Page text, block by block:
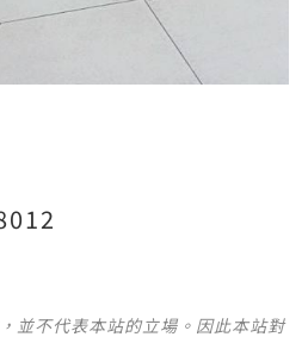
並不代表本站的立場。因此本站對